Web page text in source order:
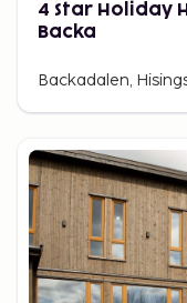
4 Star Holiday
Backa
Backadalen,